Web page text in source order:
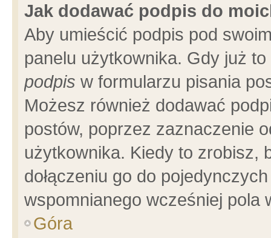
Jak dodawać podpis do
Aby umieścić podpis pod
panelu użytkownika. Gdy już
podpis w formularzu pisania
Możesz również dodawać
postów, poprzez zaznaczenie
użytkownika. Kiedy to zrobisz,
dołączeniu go do
wspomnianego wcześniej pola
Góra